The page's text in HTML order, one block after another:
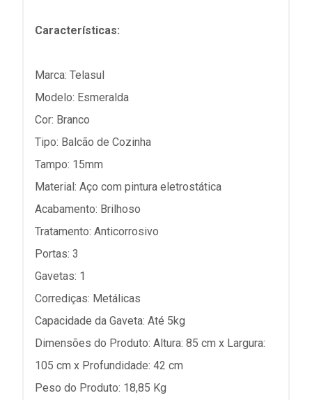
Características:
Marca: Telasul
Modelo: Esmeralda
Cor: Branco
Tipo: Balcão de Cozinha
Tampo: 15mm
Material: Aço com pintura eletrostática
Acabamento: Brilhoso
Tratamento: Anticorrosivo
Portas: 3
Gavetas: 1
Corrediças: Metálicas
Capacidade da Gaveta: Até 5kg
Dimensões do Produto: Altura: 85 cm x Largura:
105 cm x Profundidade: 42 cm
Peso do Produto: 18,85 Kg